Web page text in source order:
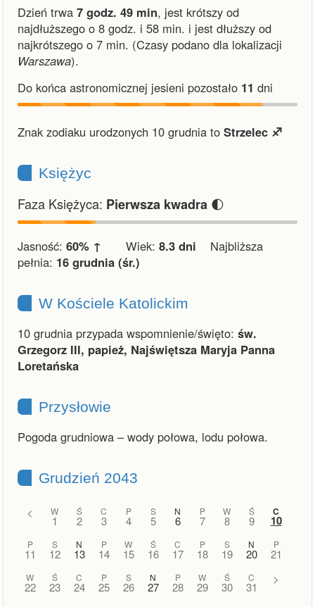
Dzień trwa 7 godz. 49 min, jest krótszy od
najdłuższego o 8 godz. i 58 min. i jest dłuższy od
najkrótszego o 7 min. (Czasy podano dla lokalizacji
Warszawa).
Do końca astronomicznej jesieni pozostało 11 dni
Znak zodiaku urodzonych 10 grudnia to Strzelec ♐︎
Księżyc
Faza Księżyca: Pierwsza kwadra 🌓
Jasność: 60% ↑ Wiek: 8.3 dni Najbliższa
pełnia: 16 grudnia (śr.)
W Kościele Katolickim
10 grudnia przypada wspomnienie/święto: św.
Grzegorz III, papież, Najświętsza Maryja Panna
Loretańska
Przysłowie
Pogoda grudniowa – wody połowa, lodu połowa.
Grudzień 2043
< W
1
Ś
2
C
3
P
4
S
5
N
6
P
7
W
8
Ś
9
C
10
P
11
S
12
N
13
P
14
W
15
Ś
16
C
17
P
18
S
19
N
20
P
21
W
22
Ś
23
C
24
P
25
S
26
N
27
P
28
W
29
Ś
30
C
31
>